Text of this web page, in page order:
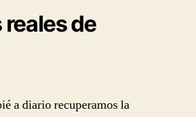
de
a diario recuperamos la